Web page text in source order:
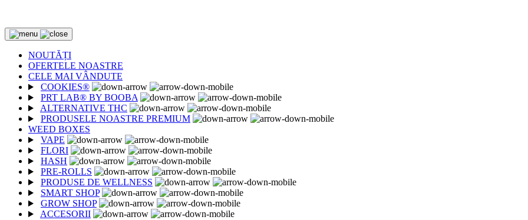
NOUTĂȚI
OFERTELE NOASTRE
CELE MAI VÂNDUTE
COOKIES®
PRT LAB® BY BOOBA
ALTERNATIVE THC
PRODUSELE NOASTRE PREMIUM
WEED BOXES
VAPE
FLORI
HASH
PRE-ROLLS
PRODUSE DE WELLNESS
SMART SHOP
GROW SHOP
ACCESORII